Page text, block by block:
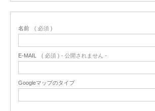
名前 ( 必須 )
E-MAIL ( 必須 ) - 公開されません -
Googleマップのタイプ